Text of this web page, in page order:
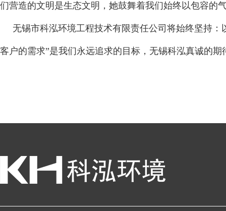
们营造的文明是生态文明，她鼓舞着我们始终以包容的
无锡市科泓环境工程技术有限责任公司将始终坚持：
客户的需求”是我们永远追求的目标，无锡科泓真诚的期